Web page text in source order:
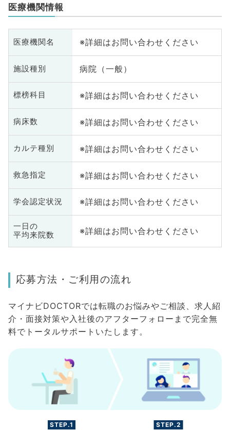
医療機関情報
医療機関名 ※詳細はお問い合わせください
施設種別 病院（一般）
標榜科目 ※詳細はお問い合わせください
病床数 ※詳細はお問い合わせください
カルテ種別 ※詳細はお問い合わせください
救急指定 ※詳細はお問い合わせください
学会認定状況 ※詳細はお問い合わせください
一日の
平均来院数
※詳細はお問い合わせください
応募方法・ご利用の流れ
マイナビDOCTORでは転職のお悩みやご相談、求人紹
介・面接対策や入社後のアフターフォローまで完全無
料でトータルサポートいたします。
STEP.1 STEP.2